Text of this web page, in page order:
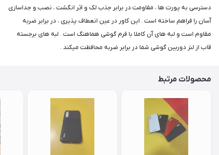
دسترسی به پورت ها ، مقاومت در برابر جذب لک و اثر انگشت ، نصب و جداسازی
آسان را فراهم ساخته است . این کاور در عین انعطاف پذیری ، در برابر ضربه
مقاوم است و لبه های آن کاملا با فرم گوشی هماهنگ است . لبه های برجسته
قاب از لنز دوربین گوشی شما در برابر ضربه محافظت میکند .
محصولات مرتبط